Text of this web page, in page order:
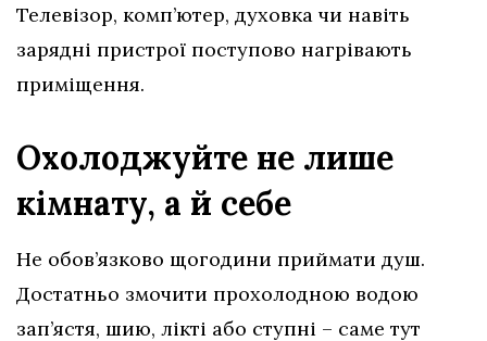
Телевізор, комп’ютер, духовка чи навіть
зарядні пристрої поступово нагрівають
приміщення.
Охолоджуйте не лише
кімнату, а й себе
Не обов’язково щогодини приймати душ.
Достатньо змочити прохолодною водою
зап’ястя, шию, лікті або ступні – саме тут